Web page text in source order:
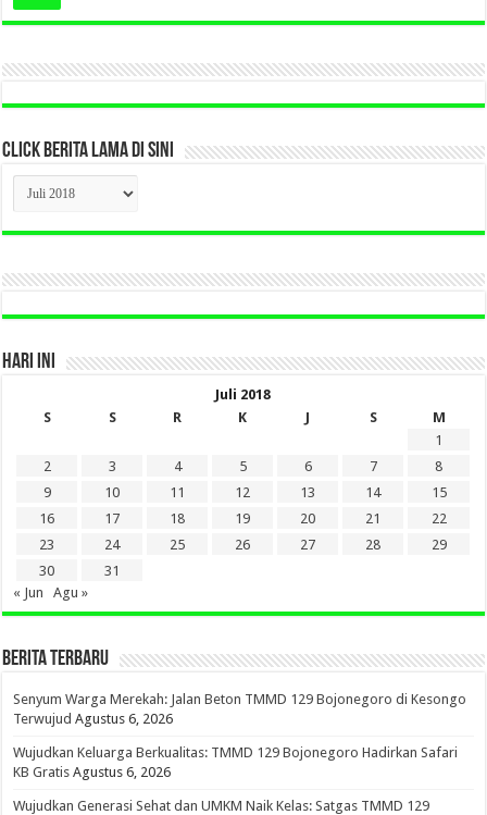
CLICK BERITA LAMA DI SINI
CLICK
BERITA
LAMA
DI
HARI INI
Juli 2018
S
S R K J S
M
1
2
3 4 5 6 7
8
9
10 11 12 13 14
15
16
17 18 19 20 21
22
23
24 25 26 27 28
29
30
31
« Jun
Agu »
BERITA TERBARU
Senyum Warga Merekah: Jalan Beton TMMD 129 Bojonegoro di Kesongo
Terwujud Agustus 6, 2026
Wujudkan Keluarga Berkualitas: TMMD 129 Bojonegoro Hadirkan Safari
KB Gratis Agustus 6, 2026
Wujudkan Generasi Sehat dan UMKM Naik Kelas: Satgas TMMD 129